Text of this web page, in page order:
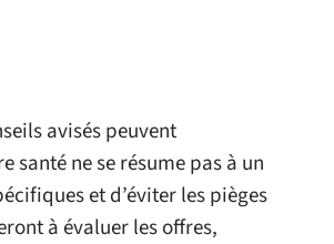
avisés peuvent
ne se résume pas à un
et d’éviter les pièges
à évaluer les offres,